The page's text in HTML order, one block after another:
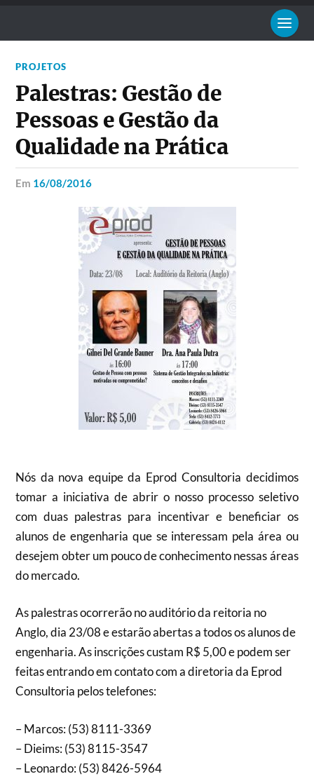
PROJETOS
Palestras: Gestão de
Pessoas e Gestão da
Qualidade na Prática
em 16/08/2016
Nós da nova equipe da Eprod Consultoria decidimos
tomar a iniciativa de abrir o nosso processo seletivo
com duas palestras para incentivar e beneficiar os
alunos de engenharia que se interessam pela área ou
desejem obter um pouco de conhecimento nessas áreas
do mercado.
As palestras ocorrerão no auditório da reitoria no
Anglo, dia 23/08 e estarão abertas a todos os alunos de
engenharia. As inscrições custam R$ 5,00 e podem ser
feitas entrando em contato com a diretoria da Eprod
Consultoria pelos telefones:
– Marcos: (53) 8111-3369
– Dieims: (53) 8115-3547
– Leonardo: (53) 8426-5964